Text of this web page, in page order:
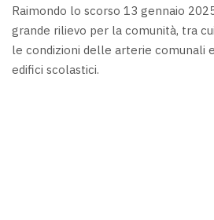
Raimondo lo scorso 13 gennaio
grande rilievo per la comunità, tra
le condizioni delle arterie comunali
edifici scolastici.